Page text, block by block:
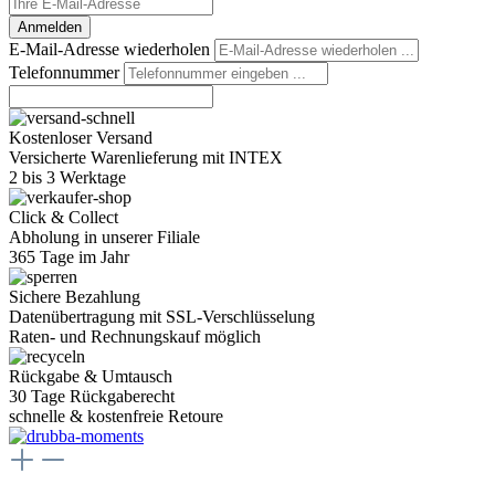
Anmelden
E-Mail-Adresse wiederholen
Telefonnummer
Kostenloser Versand
Versicherte Warenlieferung mit INTEX
2 bis 3 Werktage
Click & Collect
Abholung in unserer Filiale
365 Tage im Jahr
Sichere Bezahlung
Datenübertragung mit SSL-Verschlüsselung
Raten- und Rechnungskauf möglich
Rückgabe & Umtausch
30 Tage Rückgaberecht
schnelle & kostenfreie Retoure